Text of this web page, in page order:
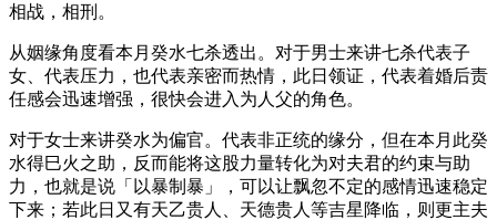
相战，相刑。
从姻缘角度看本月癸水七杀透出。对于男士来讲七杀代表子
女、代表压力，也代表亲密而热情，此日领证，代表着婚后责
任感会迅速增强，很快会进入为人父的角色。
对于女士来讲癸水为偏官。代表非正统的缘分，但在本月此癸
水得巳火之助，反而能将这股力量转化为对夫君的约束与助
力，也就是说「以暴制暴」，可以让飘忽不定的感情迅速稳定
下来；若此日又有天乙贵人、天德贵人等吉星降临，则更主夫